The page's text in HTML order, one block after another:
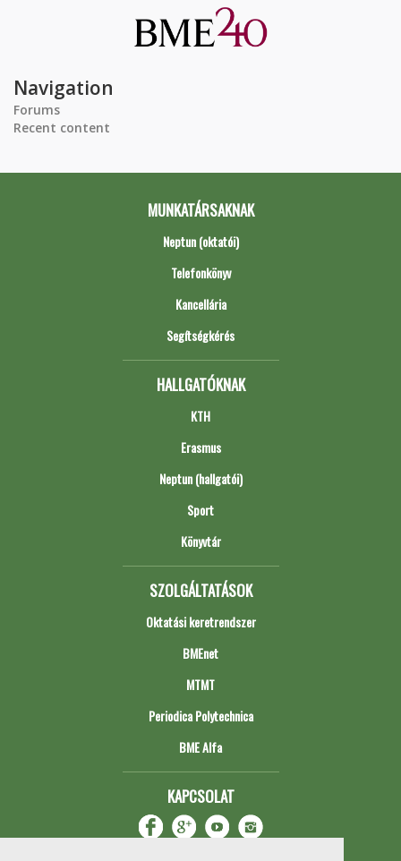
Navigation
Forums
Recent content
MUNKATÁRSAKNAK
Neptun (oktatói)
Telefonkönyv
Kancellária
Segítségkérés
HALLGATÓKNAK
KTH
Erasmus
Neptun (hallgatói)
Sport
Könyvtár
SZOLGÁLTATÁSOK
Oktatási keretrendszer
BMEnet
MTMT
Periodica Polytechnica
BME Alfa
KAPCSOLAT